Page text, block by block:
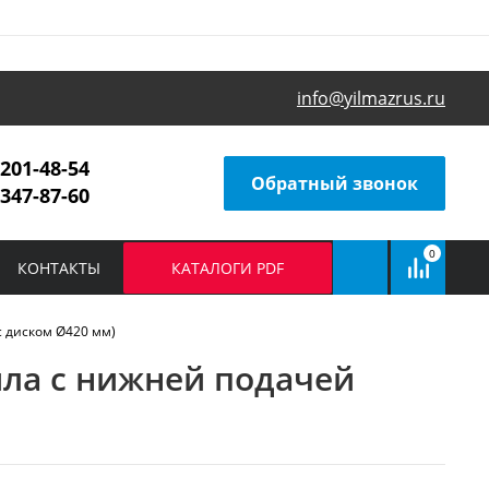
info@yilmazrus.ru
48-54
87-60
Обратный звонок
КОНТАКТЫ КАТАЛОГИ PDF
0
диском Ø420 мм)
с нижней подачей